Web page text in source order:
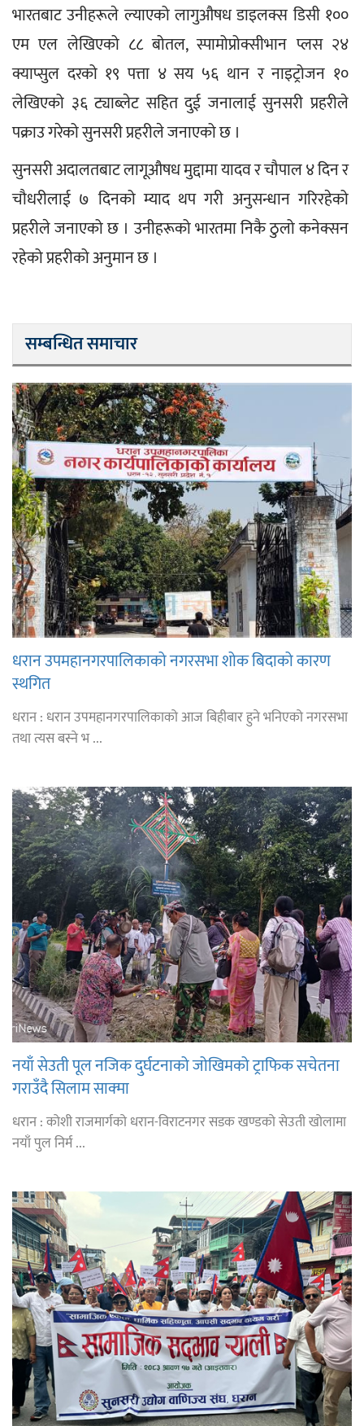
भारतबाट उनीहरूले ल्याएको लागुऔषध डाइलक्स डिसी १००
एम एल लेखिएको ८८ बोतल, स्पामोप्रोक्सीभान प्लस २४
क्याप्सुल दरको १९ पत्ता ४ सय ५६ थान र नाइट्रोजन १०
लेखिएको ३६ ट्याब्लेट सहित दुई जनालाई सुनसरी प्रहरीले
पक्राउ गरेको सुनसरी प्रहरीले जनाएको छ ।
सुनसरी अदालतबाट लागूऔषध मुद्दामा यादव र चौपाल ४ दिन र
चौधरीलाई ७ दिनको म्याद थप गरी अनुसन्धान गरिरहेको
प्रहरीले जनाएको छ । उनीहरूको भारतमा निकै ठुलो कनेक्सन
रहेको प्रहरीको अनुमान छ ।
सम्बन्धित समाचार
धरान उपमहानगरपालिकाको नगरसभा शोक बिदाको कारण
स्थगित
धरान : धरान उपमहानगरपालिकाको आज बिहीबार हुने भनिएको नगरसभा
तथा त्यस बस्ने भ ...
नयाँ सेउती पूल नजिक दुर्घटनाको जोखिमको ट्राफिक सचेतना
गराउँदै सिलाम साक्मा
धरान : कोशी राजमार्गको धरान-विराटनगर सडक खण्डको सेउती खोलामा
नयाँ पुल निर्म ...